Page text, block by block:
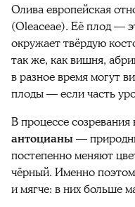
Олива европейская
(Oleaceae). Её плод —
окружает твёрдую
так же, как вишня,
в разное время могут
плоды — если часть
В процессе
антоцианы—
постепенно меняют
чёрный. Именно
и мягче: в них больше